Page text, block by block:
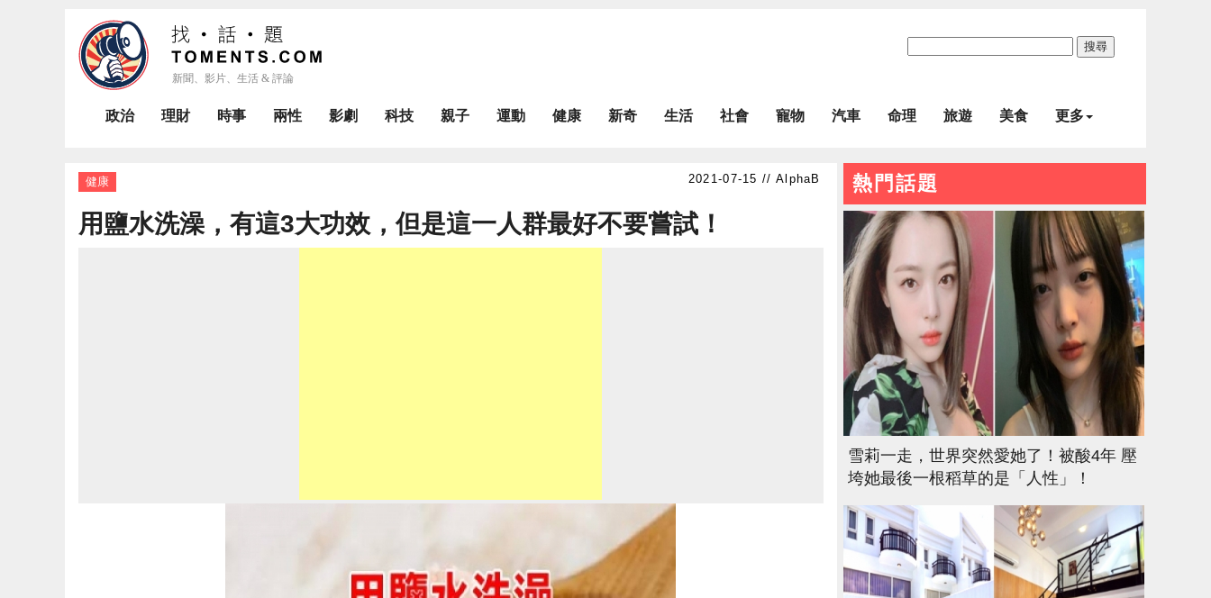
搜尋
政治 理財 時事 兩性 影劇 科技 親子 運動 健康 新奇 生活 社會 寵物 汽車 命理 旅遊 美食 更多
健康 AlphaB
用鹽水洗澡，有這3大功效，但是這一人群最好不要嘗試！
熱門話題
雪莉一走，世界突然愛她了！被酸4年 壓
垮她最後一根稻草的是「人性」！